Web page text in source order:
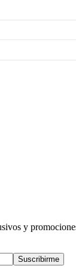
y
Suscribirme